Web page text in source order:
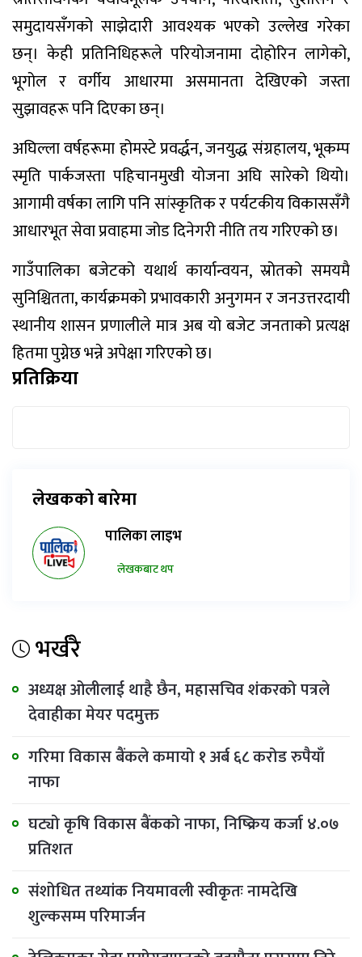
समुदायसँगको साझेदारी आवश्यक भएको उल्लेख गरेका
छन्। केही प्रतिनिधिहरूले परियोजनामा दोहोरिन लागेको,
भूगोल र वर्गीय आधारमा असमानता देखिएको जस्ता
सुझावहरू पनि दिएका छन्।
अघिल्ला वर्षहरूमा होमस्टे प्रवर्द्धन, जनयुद्ध संग्रहालय, भूकम्प
स्मृति पार्कजस्ता पहिचानमुखी योजना अघि सारेको थियो।
आगामी वर्षका लागि पनि सांस्कृतिक र पर्यटकीय विकाससँगै
आधारभूत सेवा प्रवाहमा जोड दिनेगरी नीति तय गरिएको छ।
गाउँपालिका बजेटको यथार्थ कार्यान्वयन, स्रोतको समयमै
सुनिश्चितता, कार्यक्रमको प्रभावकारी अनुगमन र जनउत्तरदायी
स्थानीय शासन प्रणालीले मात्र अब यो बजेट जनताको प्रत्यक्ष
हितमा पुग्नेछ भन्ने अपेक्षा गरिएको छ।
प्रतिक्रिया
लेखकको बारेमा
पालिका लाइभ
लेखकबाट थप
भर्खरै
अध्यक्ष ओलीलाई थाहै छैन, महासचिव शंकरको पत्रले
देवाहीका मेयर पदमुक्त
गरिमा विकास बैंकले कमायो १ अर्ब ६८ करोड रुपैयाँ
नाफा
घट्यो कृषि विकास बैंकको नाफा, निष्क्रिय कर्जा ४.०७
प्रतिशत
संशोधित तथ्यांक नियमावली स्वीकृतः नामदेखि
शुल्कसम्म परिमार्जन